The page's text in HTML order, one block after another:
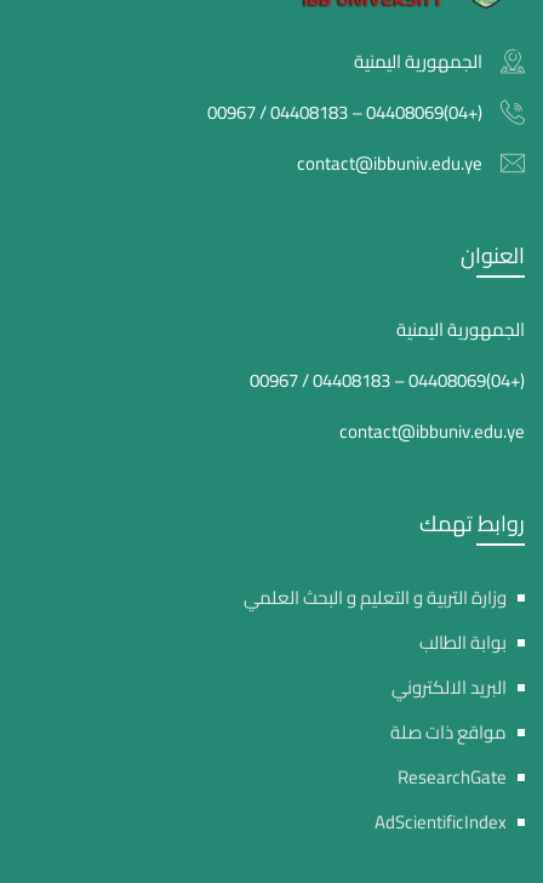
الجمهورية اليمنية
(+04)04408069 – 04408183 / 00967
contact@ibbuniv.edu.ye
العنوان
الجمهورية اليمنية
(+04)04408069 – 04408183 / 00967
contact@ibbuniv.edu.ye
روابط تهمك
وزارة التربية و التعليم و البحث العلمي
بوابة الطالب
البريد الالكتروني
مواقع ذات صلة
ResearchGate
AdScientificIndex